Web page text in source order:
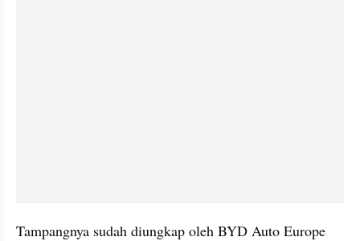
Tampangnya sudah diungkap oleh BYD Auto Europe